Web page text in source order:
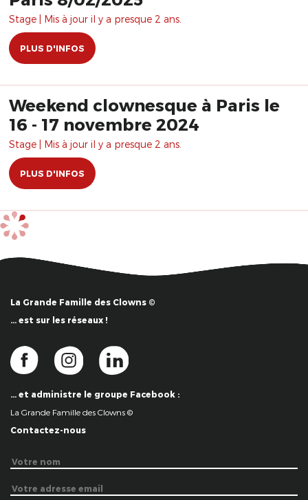
Stage | Mis à jour il y a presque 2 ans.
PLUS D'INFOS
Weekend clownesque à Paris le
16 - 17 novembre 2024
Stage | Mis à jour il y a presque 2 ans.
PLUS D'INFOS
La Grande Famille des Clowns ©
… est sur les réseaux !
… et administre le groupe Facebook :
La Grande Famille des Clowns ©
Contactez-nous